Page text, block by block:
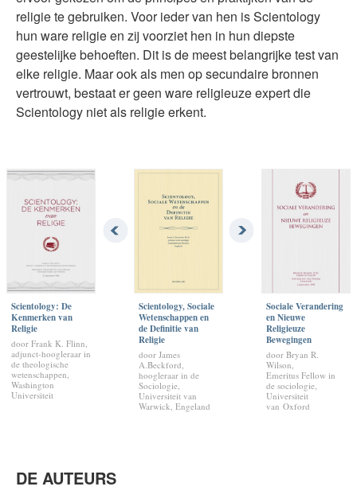
religie te gebruiken. Voor ieder van hen is Scientology
hun ware religie en zij voorziet hen in hun diepste
geestelijke behoeften. Dit is de meest belangrijke test van
elke religie. Maar ook als men op secundaire bronnen
vertrouwt, bestaat er geen ware religieuze expert die
Scientology niet als religie erkent.
Scientology: De
Kenmerken van
Religie
door Frank K. Flinn,
adjunct-hoogleraar in
de theologische
wetenschappen,
Washington
Universiteit
Scientology, Sociale
Wetenschappen en
de Definitie van
Religie
door James
A.Beckford,
hoogleraar in de
Sociologie,
Universiteit van
Warwick, Engeland
Sociale Verandering
en Nieuwe
Religieuze
Bewegingen
door Bryan R.
Wilson,
Emeritus Fellow in
de sociologie,
Universiteit
van Oxford
DE AUTEURS